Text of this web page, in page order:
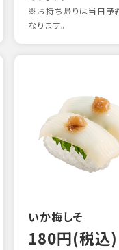
※お持ち帰りは当日予
なります。
いか梅しそ
180円(税込)